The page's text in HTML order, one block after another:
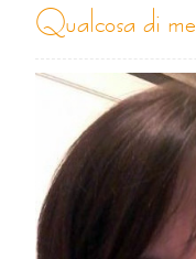
qualcosa di me